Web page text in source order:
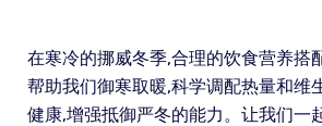
在寒冷的挪威冬季,合理的饮食营养搭
帮助我们御寒取暖,科学调配热量和维
健康,增强抵御严冬的能力。让我们一